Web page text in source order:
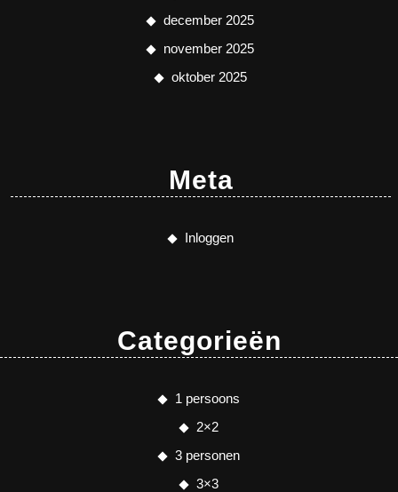
december 2025
november 2025
oktober 2025
Meta
Inloggen
Categorieën
1 persoons
2×2
3 personen
3×3